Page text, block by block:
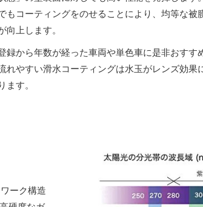
もコーティングをのせることにより、均等な被
向上します。
録から年数が経った車両や単色車に是非おすす
れやすい滑水コーティングは水玉がレンズ効果
ます。
ーク構造